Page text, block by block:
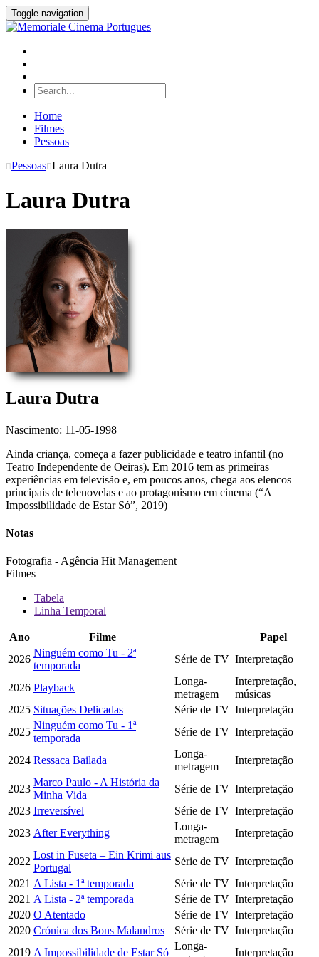
Toggle navigation
Home
Filmes
Pessoas
Pessoas Laura Dutra
Laura Dutra
Laura Dutra
Nascimento: 11-05-1998
Ainda criança, começa a fazer publicidade e teatro infantil (no
Teatro Independente de Oeiras). Em 2016 tem as primeiras
experiências em televisão e, em poucos anos, chega aos elencos
principais de telenovelas e ao protagonismo em cinema (“A
Impossibilidade de Estar Só”, 2019)
Notas
Fotografia - Agência Hit Management
Filmes
Tabela
Linha Temporal
Ano Filme
Papel
2026
Ninguém como Tu - 2ª
temporada
Série de TV Interpretação
2026 Playback
Longa-
metragem
Interpretação,
músicas
2025 Situações Delicadas Série de TV Interpretação
2025
Ninguém como Tu - 1ª
temporada
Série de TV Interpretação
2024 Ressaca Bailada
Longa-
metragem
Interpretação
2023
Marco Paulo - A História da
Minha Vida
Série de TV Interpretação
2023 Irreversível Série de TV Interpretação
2023 After Everything
Longa-
metragem
Interpretação
2022
Lost in Fuseta – Ein Krimi aus
Portugal
Série de TV Interpretação
2021 A Lista - 1ª temporada Série de TV Interpretação
2021 A Lista - 2ª temporada Série de TV Interpretação
2020 O Atentado Série de TV Interpretação
2020 Crónica dos Bons Malandros Série de TV Interpretação
2019 A Impossibilidade de Estar Só
Longa-
Interpretação